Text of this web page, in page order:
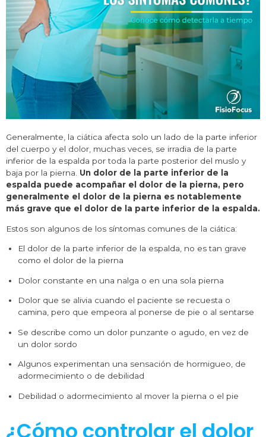
Generalmente, la ciática afecta solo un lado de la parte inferior
del cuerpo y el dolor, muchas veces, se irradia de la parte
inferior de la espalda por toda la parte posterior del muslo y
baja por la pierna. Un dolor de la parte inferior de la
espalda puede acompañar el dolor de la pierna, pero
generalmente el dolor de la pierna es notablemente
más grave que el dolor de la parte inferior de la espalda.
Estos son algunos de los síntomas comunes de la ciática:
El dolor de la parte inferior de la espalda, no es tan grave
como el dolor de la pierna
Dolor constante en una nalga o en una sola pierna
Dolor que se alivia cuando el paciente se recuesta o
camina, pero que empeora al ponerse de pie o al sentarse
Se describe como un dolor punzante o agudo, en vez de
un dolor sordo
Algunos experimentan una sensación de hormigueo, de
adormecimiento o de debilidad
Debilidad o adormecimiento al mover la pierna o el pie